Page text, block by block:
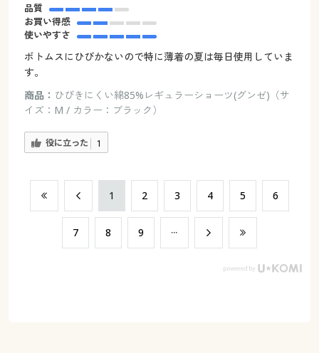
品質
お買い得感
使いやすさ
ボトムスにひびかないので特に薄着の夏は毎日使用していま
す。
商品： ひびきにくい綿85%レギュラーショーツ(グンゼ)（サ
イズ：M / カラー：ブラック）
役に立った 1
​1 ​2 ​3 ​4 ​5 ​6
​7 ​8 ​9